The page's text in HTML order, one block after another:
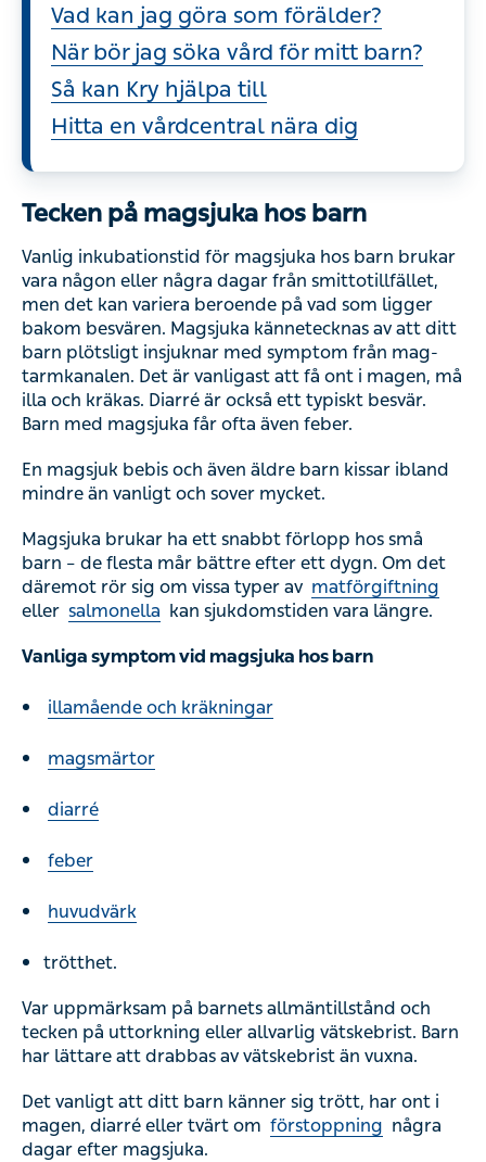
Vad kan jag göra som förälder?
När bör jag söka vård för mitt barn?
Så kan Kry hjälpa till
Hitta en vårdcentral nära dig
Tecken på magsjuka hos barn
Vanlig inkubationstid för magsjuka hos barn brukar
vara någon eller några dagar från smittotillfället,
men det kan variera beroende på vad som ligger
bakom besvären. Magsjuka kännetecknas av att ditt
barn plötsligt insjuknar med symptom från mag-
tarmkanalen. Det är vanligast att få ont i magen, må
illa och kräkas. Diarré är också ett typiskt besvär.
Barn med magsjuka får ofta även feber.
En magsjuk bebis och även äldre barn kissar ibland
mindre än vanligt och sover mycket.
Magsjuka brukar ha ett snabbt förlopp hos små
barn – de flesta mår bättre efter ett dygn. Om det
däremot rör sig om vissa typer av matförgiftning
eller salmonella kan sjukdomstiden vara längre.
Vanliga symptom vid magsjuka hos barn
illamående och kräkningar
magsmärtor
diarré
feber
huvudvärk
trötthet.
Var uppmärksam på barnets allmäntillstånd och
tecken på uttorkning eller allvarlig vätskebrist. Barn
har lättare att drabbas av vätskebrist än vuxna.
Det vanligt att ditt barn känner sig trött, har ont i
magen, diarré eller tvärt om förstoppning några
dagar efter magsjuka.